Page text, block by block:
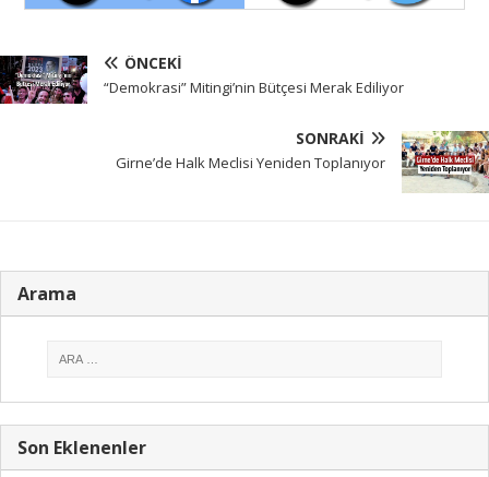
ÖNCEKI
“Demokrasi” Mitingi’nin Bütçesi Merak Ediliyor
SONRAKI
Girne’de Halk Meclisi Yeniden Toplanıyor
Arama
Son Eklenenler